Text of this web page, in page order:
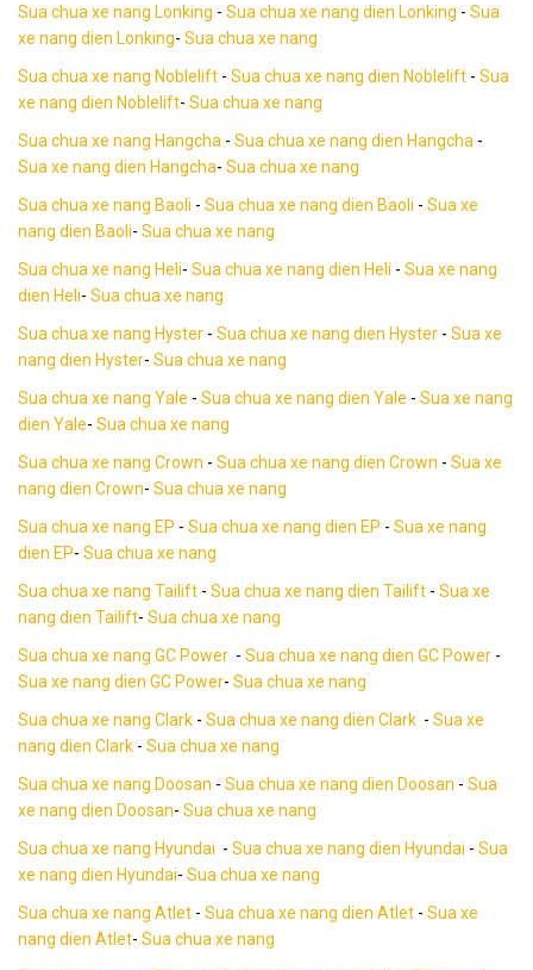
Sua chua xe nang Lonking - Sua chua xe nang dien Lonking - Sua
xe nang dien Lonking- Sua chua xe nang
Sua chua xe nang Noblelift - Sua chua xe nang dien Noblelift - Sua
xe nang dien Noblelift- Sua chua xe nang
Sua chua xe nang Hangcha - Sua chua xe nang dien Hangcha -
Sua xe nang dien Hangcha- Sua chua xe nang
Sua chua xe nang Baoli - Sua chua xe nang dien Baoli - Sua xe
nang dien Baoli- Sua chua xe nang
Sua chua xe nang Heli- Sua chua xe nang dien Heli - Sua xe nang
dien Heli- Sua chua xe nang
Sua chua xe nang Hyster - Sua chua xe nang dien Hyster - Sua xe
nang dien Hyster- Sua chua xe nang
Sua chua xe nang Yale - Sua chua xe nang dien Yale - Sua xe nang
dien Yale- Sua chua xe nang
Sua chua xe nang Crown - Sua chua xe nang dien Crown - Sua xe
nang dien Crown- Sua chua xe nang
Sua chua xe nang EP - Sua chua xe nang dien EP - Sua xe nang
dien EP- Sua chua xe nang
Sua chua xe nang Tailift - Sua chua xe nang dien Tailift - Sua xe
nang dien Tailift- Sua chua xe nang
Sua chua xe nang GC Power - Sua chua xe nang dien GC Power -
Sua xe nang dien GC Power- Sua chua xe nang
Sua chua xe nang Clark - Sua chua xe nang dien Clark - Sua xe
nang dien Clark - Sua chua xe nang
Sua chua xe nang Doosan - Sua chua xe nang dien Doosan - Sua
xe nang dien Doosan- Sua chua xe nang
Sua chua xe nang Hyundai - Sua chua xe nang dien Hyundai - Sua
xe nang dien Hyundai- Sua chua xe nang
Sua chua xe nang Atlet - Sua chua xe nang dien Atlet - Sua xe
nang dien Atlet- Sua chua xe nang